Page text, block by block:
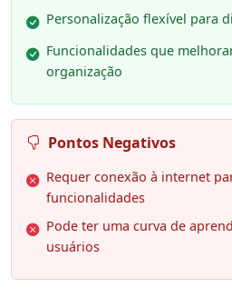
Personalização flexível para
Funcionalidades que
organização
Pontos Negativos
Requer conexão à internet
funcionalidades
Pode ter uma curva de
usuários